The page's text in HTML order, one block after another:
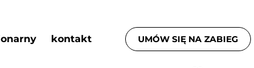
kontakt UMÓW SIĘ NA ZABIEG